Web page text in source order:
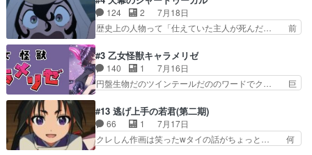
守る姿や祖母の語る玲夜の眼… 常に言ってるけ
ど、ラブコメの主役にも魅力… 家族にずっと理不
尽に虐げられ、我慢を強い…
れの思惑が複雑に絡み合い、物語がさ… ユルは一
人になりたいのに、犬がそっと寄り… ダンジが
「俺は側にいる」と言ってくれた幼… 偽りだけで
存在だったからこそ真実が重く… これまで積み重
ねてきた信頼があるからこそ… 一瞬スタッフのユ
ーモア全開爆笑シーンが普…
124 2
7月18日
歴史上の人物って「仕えていた主人が死んだ… 前
した側にも人としての温かい暮らしがあ… ソルコ
クタニは本を奪うために起こった悲劇… 原論はあ
なた達には当たり前でも私達には始… 周りの同胞
がモンゴルの暮らしに慣れていく… 「肉の味を
になんか既視感を覚えるけどな… ソルコクタニが
憎むべき人であり、かつての… ラストの展開でぞ
くっとした。そういう方向…
#3 乙女怪獣キャラメリゼ
140 1
7月16日
円盤生物だのツインテールだののワードでク… 巨
クロたんのちょっとしたサービスカット… 面白い
設定の作品だね。夢の国デート回は怪… 結構評判
になってたので見てみたけど、評判… 今時初デー
トでそのチョイスは一発アウトだ… 結構、少女マ
#13 逃げ上手の若君(第二期)
66 1
7月17日
クレしん作画は笑ったwタイの話がちょっと… 何